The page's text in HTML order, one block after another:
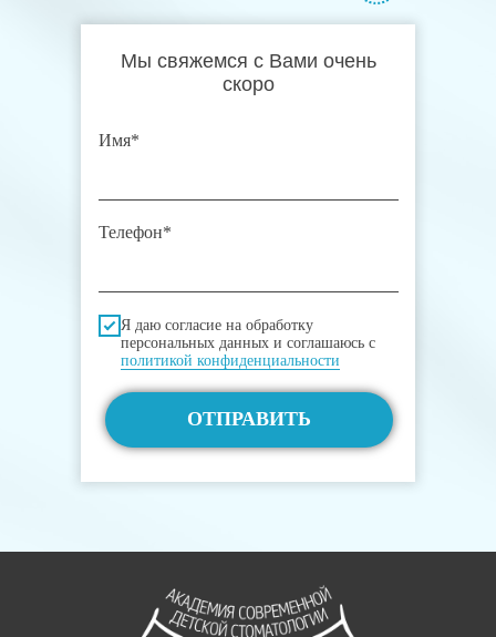
Имя*
Телефон*
Я даю согласие на обработку
персональных данных и соглашаюсь c
политикой конфиденциальности
ОТПРАВИТЬ
Мы свяжемся с Вами очень
скоро